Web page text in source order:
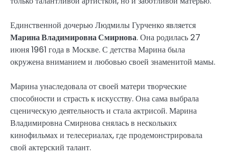
Единственной дочерью Людмилы Гурченко является
Марина Владимировна Смирнова. Она родилась 27
июня 1961 года в Москве. С детства Марина была
окружена вниманием и любовью своей знаменитой мамы.
Марина унаследовала от своей матери творческие
способности и страсть к искусству. Она сама выбрала
сценическую деятельность и стала актрисой. Марина
Владимировна Смирнова снялась в нескольких
кинофильмах и телесериалах, где продемонстрировала
свой актерский талант.